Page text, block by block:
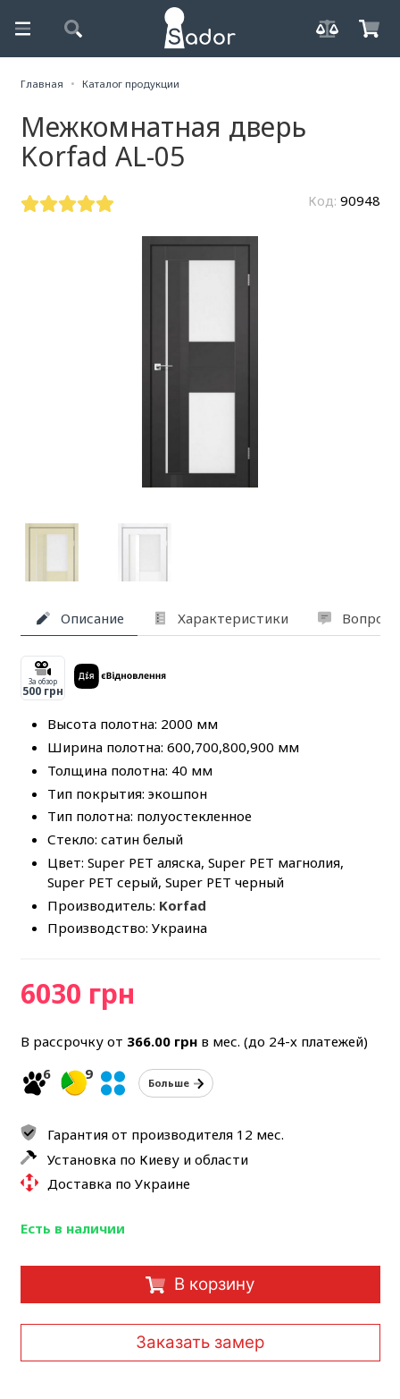
Главная Каталог продукции
Межкомнатная дверь
Korfad AL-05
Код: 90948
Описание Характеристики
За обзор
500 грн
Высота полотна: 2000 мм
Ширина полотна: 600,700,800,900 мм
Толщина полотна: 40 мм
Тип покрытия: экошпон
Тип полотна: полуостекленное
Стекло: сатин белый
Цвет: Super PET аляска, Super PET магнолия,
Super PET серый, Super PET черный
Производитель: Korfad
Производство: Украина
6030 грн
В рассрочку от 366.00грнв мес. (до 24-х платежей)
6
9
Больше
Гарантия от производителя 12 мес.
Установка по Киеву и области
Доставка по Украине
Есть в наличии
В корзину
Заказать замер